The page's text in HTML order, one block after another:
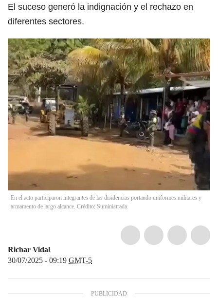
El suceso generó la indignación y el rechazo en
diferentes sectores.
En el acto participaron integrantes de las disidencias portando uniformes militares y
armamento de largo alcance. Crédito: Suministrada.
Richar Vidal
30/07/2025 - 09:19 GMT-5